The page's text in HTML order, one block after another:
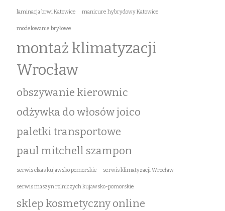
laminacja brwi Katowice manicure hybrydowy Katowice
modelowanie bryłowe
montaż klimatyzacji
Wrocław
obszywanie kierownic
odżywka do włosów joico
paletki transportowe
paul mitchell szampon
serwis claas kujawsko pomorskie serwis klimatyzacji Wrocław
serwis maszyn rolniczych kujawsko-pomorskie
sklep kosmetyczny online